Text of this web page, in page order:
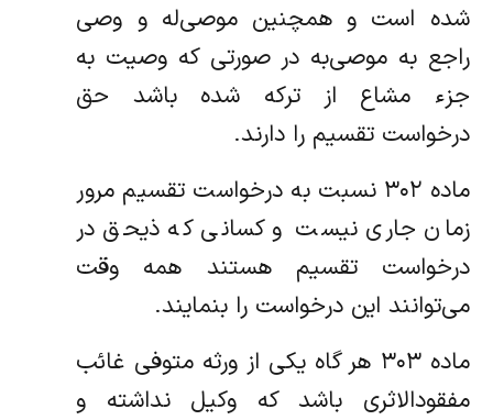
شده است و‌ همچنین موصی‌له و وصی
راجع به موصی‌به در صورتی که وصیت به
جزء مشاع از ترکه شده باشد حق
درخواست تقسیم را دارند.
‌ماده ۳۰۲ نسبت به درخواست تقسیم مرور
زمان جاری نیست و کسانی که ذیحق در
درخواست تقسیم هستند همه وقت
می‌توانند این درخواست‌ را بنمایند.
‌ماده ۳۰۳ هر گاه یکی از ورثه متوفی غائب
مفقودالاثری باشد که وکیل نداشته و